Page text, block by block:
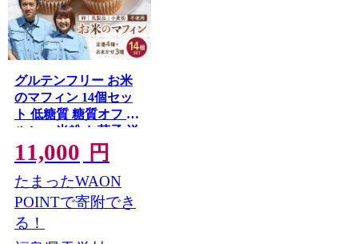
グルテンフリー お米
のマフィン 14個セッ
ト 低糖質 糖質オフ ヘ
ルシー 米粉 お菓子 洋
菓子 おやつ デザート
スイーツ F21T-196
11,000 円
たまったWAON
POINTで寄附でき
る！